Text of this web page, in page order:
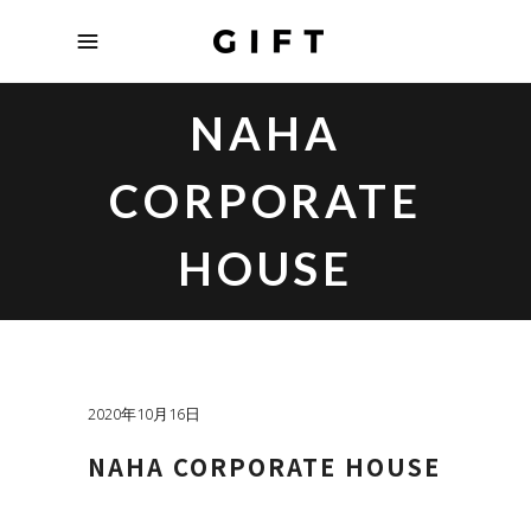
NAHA
CORPORATE
HOUSE
2020年10月16日
NAHA CORPORATE HOUSE